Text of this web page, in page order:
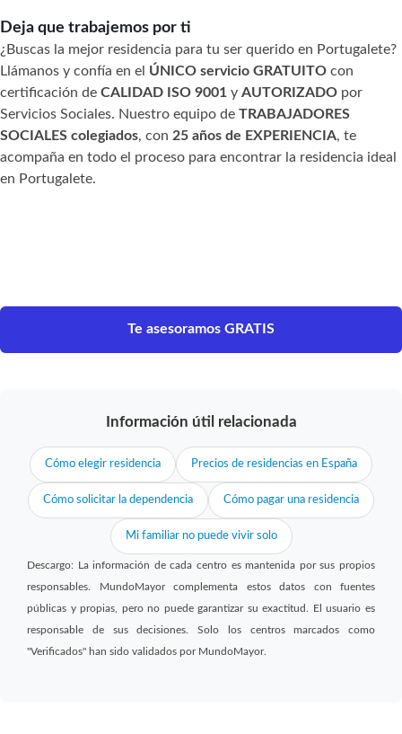
Deja que trabajemos por ti
¿Buscas la mejor residencia para tu ser querido en Portugalete?
Llámanos y confía en el ÚNICO servicio GRATUITO con
certificación de CALIDAD ISO 9001 y AUTORIZADO por
Servicios Sociales. Nuestro equipo de TRABAJADORES
SOCIALES colegiados, con 25 años de EXPERIENCIA, te
acompaña en todo el proceso para encontrar la residencia ideal
en Portugalete.
Te asesoramos GRATIS
Información útil relacionada
Cómo elegir residencia Precios de residencias en España
Cómo solicitar la dependencia Cómo pagar una residencia
Mi familiar no puede vivir solo
Descargo: La información de cada centro es mantenida por sus propios
responsables. MundoMayor complementa estos datos con fuentes
públicas y propias, pero no puede garantizar su exactitud. El usuario es
responsable de sus decisiones. Solo los centros marcados como
"Verificados" han sido validados por MundoMayor.